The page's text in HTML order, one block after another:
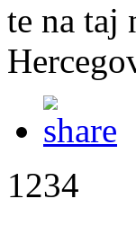
te na taj
1234